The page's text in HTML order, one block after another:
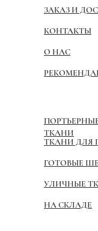
ЗАКАЗ И
КОНТАКТЫ
О НАС
ТКАНИ
ТКАНИ ДЛЯ
ГОТОВЫЕ
УЛИЧНЫЕ
НА СКЛАДЕ